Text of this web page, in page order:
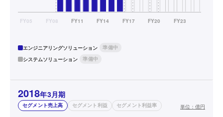
エンジニアリングソリューション
準備中
システムソリューション
準備中
2018年3月期
セグメント売上高 セグメント利益 セグメント利益率 単位： 億円